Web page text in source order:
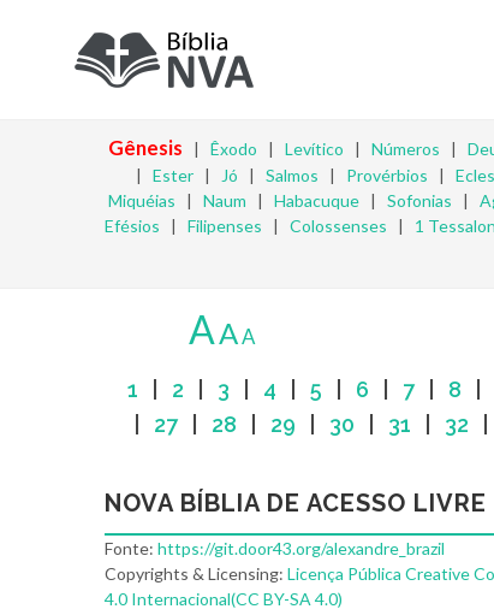
Gênesis | Êxodo | Levítico | Números |
| Ester| Jó | Salmos | Provérbios |
Miquéias | Naum | Habacuque | Sofonias |
Efésios | Filipenses | Colossenses | 1
AAA
1 2 3 4 5 6 7| 8
27| 28 29 30 31 32
NOVA BÍBLIA DE ACESSO
Fonte: https://git.door43.org/alexandre_brazil
Copyrights & Licensing: Licença Pública Creative
4.0 Internacional(CC BY-SA 4.0)